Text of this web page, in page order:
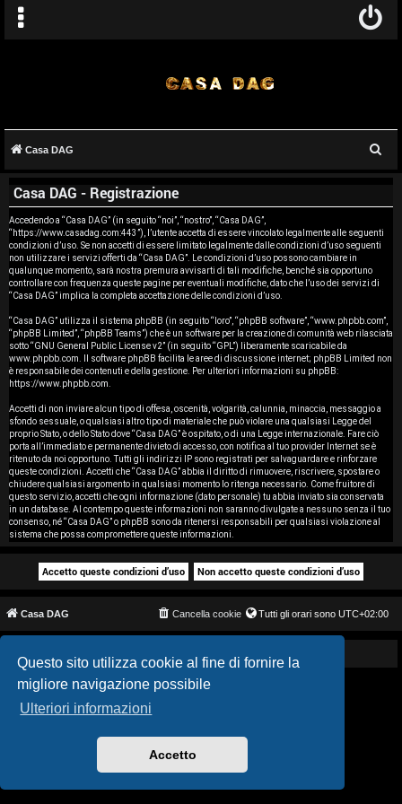
Questo sito utilizza cookie al fine di fornire la
migliore navigazione possibile
Ulteriori informazioni
Accetto
r
g
o
m
e
n
t
i
s
e
n
z
i
s
p
o
t
Casa DAG
Casa DAG - Registrazione
Accedendo a “Casa DAG” (in seguito “noi”, “nostro”, “Casa DAG”,
“https://www.casadag.com:443”), l’utente accetta di essere vincolato legalmente alle seguenti
condizioni d’uso. Se non accetti di essere limitato legalmente dalle condizioni d’uso seguenti
non utilizzare i servizi offerti da “Casa DAG”. Le condizioni d’uso possono cambiare in
qualunque momento, sarà nostra premura avvisarti di tali modifiche, benché sia opportuno
controllare con frequenza queste pagine per eventuali modifiche, dato che l’uso dei servizi di
“Casa DAG” implica la completa accettazione delle condizioni d’uso.
“Casa DAG” utilizza il sistema phpBB (in seguito “loro”, “phpBB software”, “www.phpbb.com”,
“phpBB Limited”, “phpBB Teams”) che è un software per la creazione di comunità web rilasciata
sotto “GNU General Public License v2” (in seguito “GPL”) liberamente scaricabile da
www.phpbb.com . Il software phpBB facilita le aree di discussione internet; phpBB Limited non
è responsabile dei contenuti e della gestione. Per ulteriori informazioni su phpBB:
https://www.phpbb.com
Accetti di non inviare alcun tipo di offesa, oscenità, volgarità, calunnia, minaccia, messaggio a
sfondo sessuale, o qualsiasi altro tipo di materiale che può violare una qualsiasi Legge del
proprio Stato, o dello Stato dove “Casa DAG” è ospitato, o di una Legge internazionale. Fare ciò
porta all’immediato e permanente divieto di accesso, con notifica al tuo provider Internet se è
ritenuto da noi opportuno. Tutti gli indirizzi IP sono registrati per salvaguardare e rinforzare
queste condizioni. Accetti che “Casa DAG” abbia il diritto di rimuovere, riscrivere, spostare o
chiudere qualsiasi argomento in qualsiasi momento lo ritenga necessario. Come fruitore di
questo servizio, accetti che ogni informazione (dato personale) tu abbia inviato sia conservata
in un database. Al contempo queste informazioni non saranno divulgate a nessuno senza il tuo
consenso, né “Casa DAG” o phpBB sono da ritenersi responsabili per qualsiasi violazione al
sistema che possa compromettere queste informazioni.
Casa DAG Tutti gli orari sono UTC+02:00
Cancella cookie